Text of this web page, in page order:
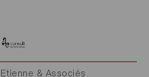
Etienne & Associés